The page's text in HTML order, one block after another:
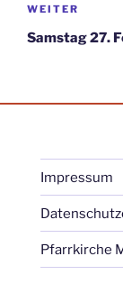
Nächster
Beitrag
WEITER
Samstag 27.
Impressum
Pfarrkirche